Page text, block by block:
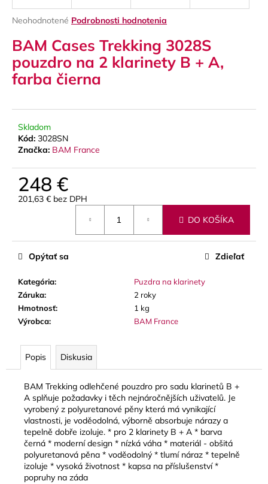
Priemerné
produktu
je
0,0
z
5
Neohodnotené Podrobnosti hodnotenia
BAM Cases Trekking 3028S
pouzdro na 2 klarinety B + A,
farba čierna
Skladom
Kód: 3028SN
Značka: BAM France
248 €
201,63 € bez DPH
DO KOŠÍKA
Kategória:
Puzdra na klarinety
Záruka:
2 roky
Hmotnosť:
1 kg
Výrobca: BAM France
Opýtať sa Zdieľať
Popis Diskusia
BAM Trekking odlehčené pouzdro pro sadu klarinetů B +
A splňuje požadavky i těch nejnáročnějších uživatelů. Je
vyrobený z polyuretanové pěny která má vynikající
vlastnosti, je voděodolná, výborně absorbuje nárazy a
tepelně dobře izoluje. * pro 2 klarinety B + A * barva
černá * moderní design * nízká váha * materiál - obšitá
polyuretanová pěna * voděodolný * tlumí náraz * tepelně
izoluje * vysoká životnost * kapsa na příslušenství *
popruhy na záda
ť
?
HĽADAŤ
O
d
ú
m
VANDOREN
JAVA
RED
CUT
PLÁTKY
ALT
SAXOFÓN